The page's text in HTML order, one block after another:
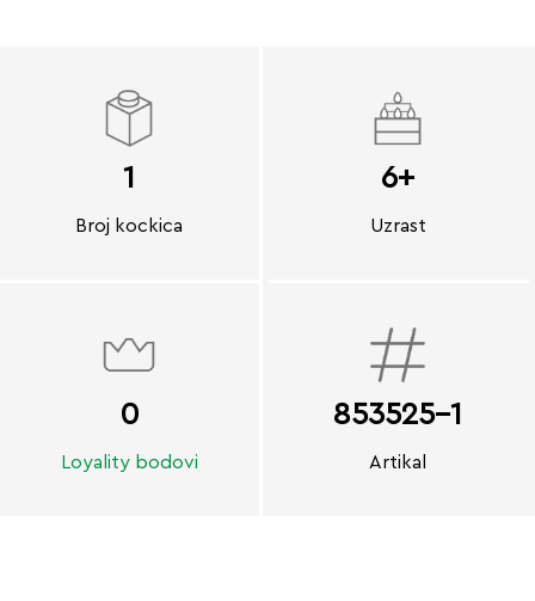
1
Broj kockica
6+
Uzrast
0
Loyality bodovi
853525-1
Artikal